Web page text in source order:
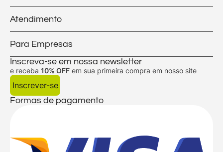
Atendimento
Para Empresas
Inscreva-se em nossa newsletter
e receba 10% OFF em sua primeira compra em nosso site
Inscrever-se
Formas de pagamento